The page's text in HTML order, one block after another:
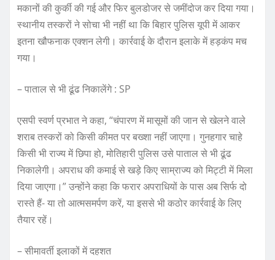
मकानों की कुर्की की गई और फिर बुलडोजर से जमींदोज कर दिया गया।
स्थानीय तस्करों ने सोचा भी नहीं था कि बिहार पुलिस यूपी में आकर
इतना खौफनाक एक्शन लेगी। कार्रवाई के दौरान इलाके में हड़कंप मच
गया।
– पाताल से भी ढूंढ निकालेंगे : SP
एसपी स्वर्ण प्रभात ने कहा, “चंपारण में मासूमों की जान से खेलने वाले
शराब तस्करों को किसी कीमत पर बख्शा नहीं जाएगा। गुनहगार चाहे
किसी भी राज्य में छिपा हो, मोतिहारी पुलिस उसे पाताल से भी ढूंढ
निकालेगी। अपराध की कमाई से खड़े किए साम्राज्य को मिट्टी में मिला
दिया जाएगा।” उन्होंने कहा कि फरार अपराधियों के पास अब सिर्फ दो
रास्ते हैं- या तो आत्मसमर्पण करें, या इससे भी कठोर कार्रवाई के लिए
तैयार रहें।
– सीमावर्ती इलाकों में दहशत